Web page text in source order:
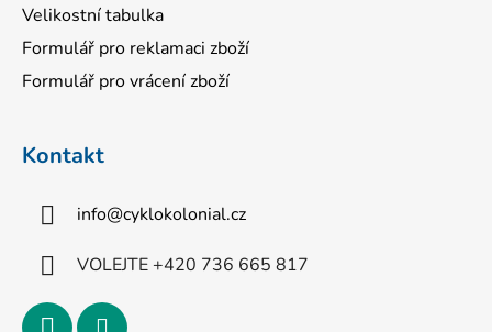
Velikostní tabulka
Formulář pro reklamaci zboží
Formulář pro vrácení zboží
Kontakt
info@cyklokolonial.cz
VOLEJTE +420 736 665 817